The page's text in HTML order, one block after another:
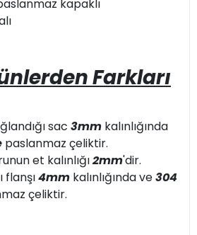
kapaklı
Farkları
sac 3mm kalınlığında
paslanmaz çeliktir.
et kalınlığı2mm'dir.
flanşı4mm kalınlığında ve304
çeliktir.